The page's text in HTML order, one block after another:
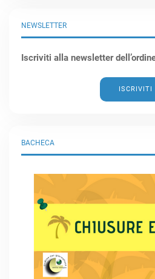
BACHECA
NEWSLETTER
Iscriviti alla newsletter
ISCRIVITI